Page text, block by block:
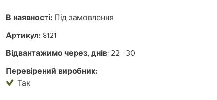
В наявності: Під замовлення
Артикул: 8121
Відвантажимо через, днів:22 - 30
Перевірений виробник:
Так